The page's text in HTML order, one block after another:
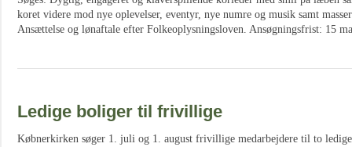
koret videre mod nye oplevelser, eventyr, nye numre og musik samt
Ansættelse og lønaftale efter Folkeoplysningsloven. Ansøgningsfrist: 15
Ledige boliger til frivillige
Købnerkirken søger 1. juli og 1. august frivillige medarbejdere til to